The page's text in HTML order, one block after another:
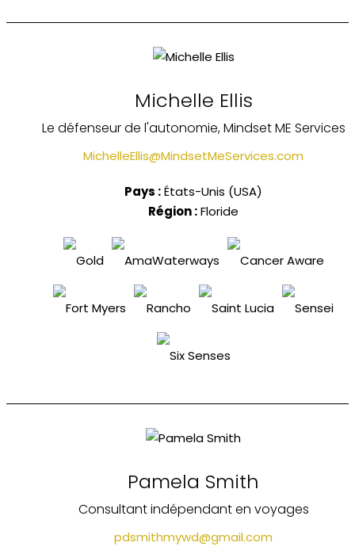
Michelle Ellis
Le défenseur de l'autonomie, Mindset ME Services
MichelleEllis@MindsetMeServices.com
Pays :États-Unis (USA)
Région :Floride
Pamela Smith
Consultant indépendant en voyages
pdsmithmywd@gmail.com